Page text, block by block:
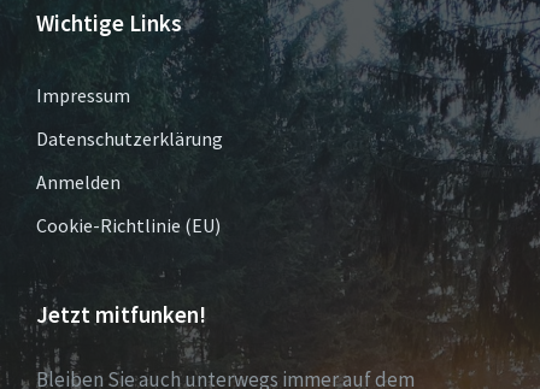
Wichtige Links
Impressum
Datenschutzerklärung
Anmelden
Cookie-Richtlinie (EU)
Jetzt mitfunken!
Bleiben Sie auch unterwegs immer auf dem